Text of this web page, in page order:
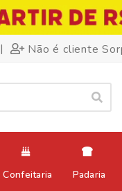
| Não é cliente
Confeitaria Padaria